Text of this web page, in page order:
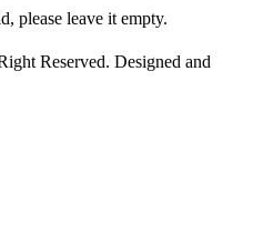
please leave it empty.
Reserved. Designed and